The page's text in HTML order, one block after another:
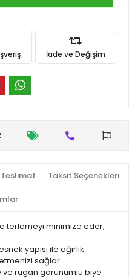
İade ve Değişim
Taksit Seçenekleri
terlemeyi minimize eder,
yapısı ile ağırlık
sağlar.
ve rugan görünümlü biye